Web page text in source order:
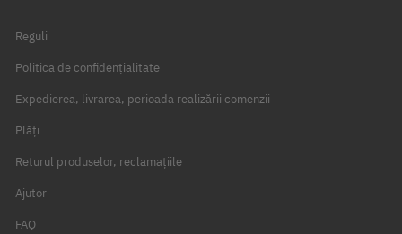
Reguli
Politica de confidențialitate
Expedierea, livrarea, perioada realizării comenzii
Plăți
Returul produselor, reclamațiile
Ajutor
FAQ